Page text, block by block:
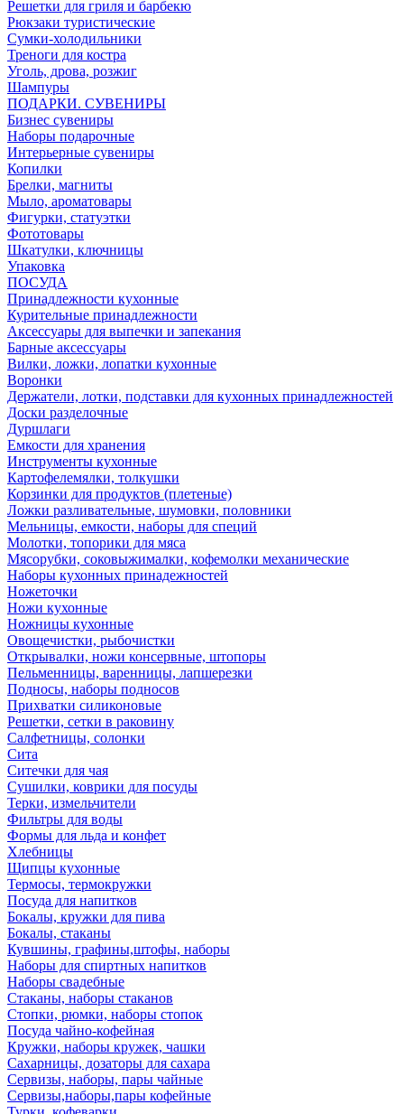
Решетки для гриля и барбекю
Рюкзаки туристические
Сумки-холодильники
Треноги для костра
Уголь, дрова, розжиг
Шампуры
ПОДАРКИ. СУВЕНИРЫ
Бизнес сувениры
Наборы подарочные
Интерьерные сувениры
Копилки
Брелки, магниты
Мыло, ароматовары
Фигурки, статуэтки
Фототовары
Шкатулки, ключницы
Упаковка
ПОСУДА
Принадлежности кухонные
Курительные принадлежности
Аксессуары для выпечки и запекания
Барные аксессуары
Вилки, ложки, лопатки кухонные
Воронки
Держатели, лотки, подставки для кухонных принадлежностей
Доски разделочные
Дуршлаги
Емкости для хранения
Инструменты кухонные
Картофелемялки, толкушки
Корзинки для продуктов (плетеные)
Ложки разливательные, шумовки, половники
Мельницы, емкости, наборы для специй
Молотки, топорики для мяса
Мясорубки, соковыжималки, кофемолки механические
Наборы кухонных принадежностей
Ножеточки
Ножи кухонные
Ножницы кухонные
Овощечистки, рыбочистки
Открывалки, ножи консервные, штопоры
Пельменницы, варенницы, лапшерезки
Подносы, наборы подносов
Прихватки силиконовые
Решетки, сетки в раковину
Салфетницы, солонки
Сита
Ситечки для чая
Сушилки, коврики для посуды
Терки, измельчители
Фильтры для воды
Формы для льда и конфет
Хлебницы
Щипцы кухонные
Термосы, термокружки
Посуда для напитков
Бокалы, кружки для пива
Бокалы, стаканы
Кувшины, графины,штофы, наборы
Наборы для спиртных напитков
Наборы свадебные
Стаканы, наборы стаканов
Стопки, рюмки, наборы стопок
Посуда чайно-кофейная
Кружки, наборы кружек, чашки
Сахарницы, дозаторы для сахара
Сервизы, наборы, пары чайные
Сервизы,наборы,пары кофейные